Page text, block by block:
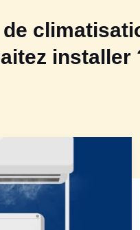
installer